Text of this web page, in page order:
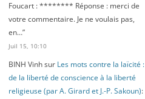
Foucart : ******** Réponse : merci de
votre commentaire. Je ne voulais pas,
en…”
Juil 15, 10:10
BINH Vinhsur Les mots contre la laïcité :
de la liberté de conscience à la liberté
religieuse (par A. Girard et J.-P. Sakoun):